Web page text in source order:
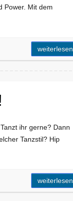
Power. Mit dem
weiterlesen
ihr gerne? Dann
Tanzstil? Hip
weiterlesen